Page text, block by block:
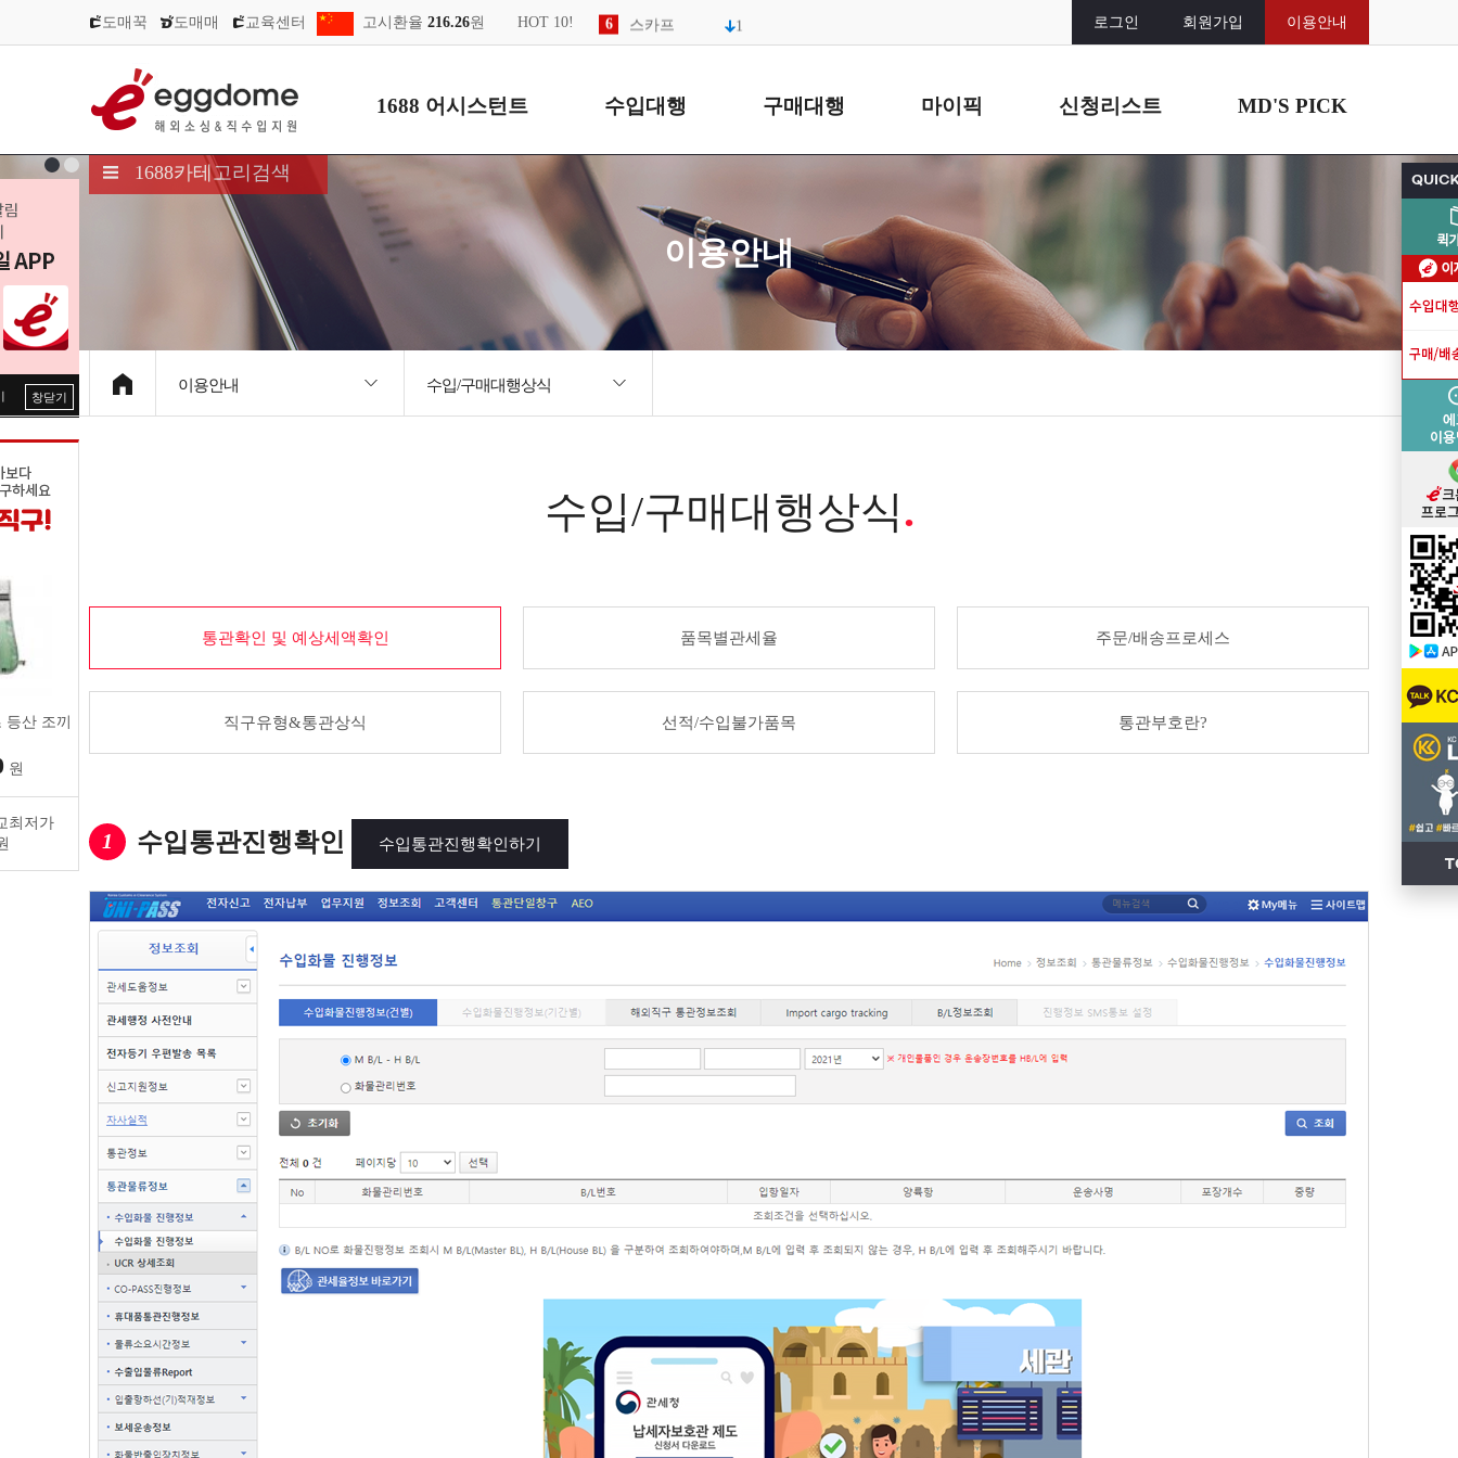
도매꾹 도매매 교육센터 고시환율 216.26원 HOT 10!
7
led
10
키티
로그인 회원가입 이용안내
1688 어시스턴트 수입대행 구매대행 마이픽 신청리스트 MD'S PICK
1688카테고리검색
이용안내
이용안내 수입/구매대행상식
창닫기
산 조끼
원
최저가
수입/구매대행상식.
통관확인 및 예상세액확인 품목별관세율 주문/배송프로세스
직구유형&통관상식 선적/수입불가품목 통관부호란?
1 수입통관진행확인 수입통관진행확인하기